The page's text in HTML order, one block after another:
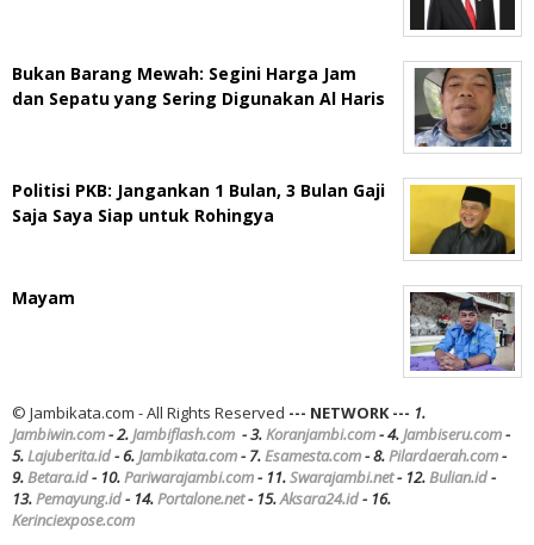
Bukan Barang Mewah: Segini Harga Jam
dan Sepatu yang Sering Digunakan Al Haris
Politisi PKB: Jangankan 1 Bulan, 3 Bulan Gaji
Saja Saya Siap untuk Rohingya
Mayam
© Jambikata.com - All Rights Reserved --- NETWORK --- 1.
Jambiwin.com- 2.Jambiflash.com - 3.Koranjambi.com- 4.Jambiseru.com-
5.Lajuberita.id- 6.Jambikata.com- 7.Esamesta.com- 8.Pilardaerah.com-
9.Betara.id- 10.Pariwarajambi.com- 11.Swarajambi.net- 12.Bulian.id-
13.Pemayung.id- 14.Portalone.net- 15.Aksara24.id- 16.
Kerinciexpose.com